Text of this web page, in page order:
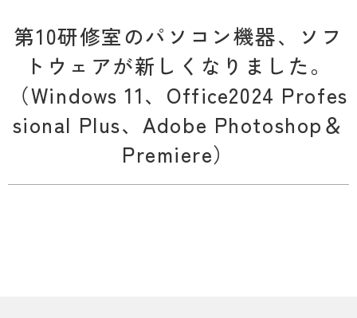
第10研修室のパソコン機器、ソフ
トウェアが新しくなりました。
（Windows 11、Office2024 Profes
sional Plus、Adobe Photoshop＆
Premiere）